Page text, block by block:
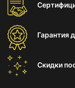
Гарантия
Скидки